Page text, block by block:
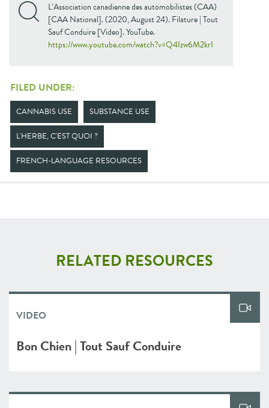
L’Association canadienne des automobilistes (CAA)
[CAA National]. (2020, August 24). Filature | Tout
Sauf Conduire [Video]. YouTube.
https://www.youtube.com/watch?v=Q4Izw6M2krI
FILED UNDER:
CANNABIS USE SUBSTANCE USE
L'HERBE, C'EST QUOI ?
FRENCH-LANGUAGE RESOURCES
RELATED RESOURCES
VIDEO
Bon Chien | Tout Sauf Conduire